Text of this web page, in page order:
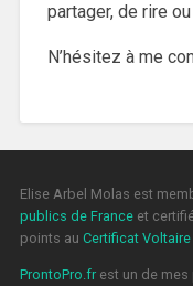
partager, de rire
N’hésitez à me
Elise Arbel Molas est
publics de France et
points au Certificat Voltaire
ProntoPro.fr est un de mes